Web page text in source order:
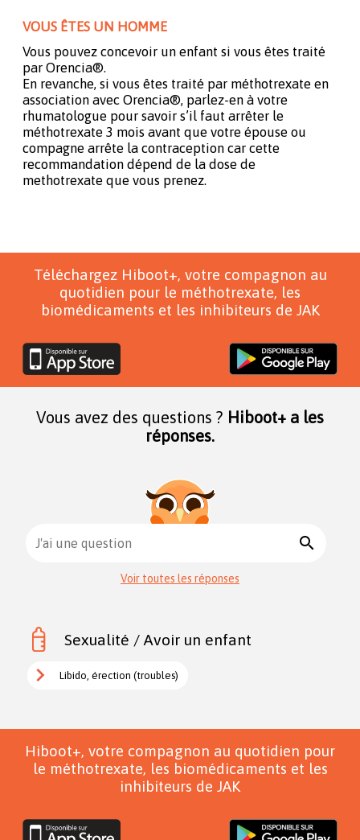
VOUS ÊTES UN HOMME
Vous pouvez concevoir un enfant si vous êtes traité
par Orencia®.
En revanche, si vous êtes traité par méthotrexate en
association avec Orencia®, parlez-en à votre
rhumatologue pour savoir s’il faut arrêter le
méthotrexate 3 mois avant que votre épouse ou
compagne arrête la contraception car cette
recommandation dépend de la dose de
methotrexate que vous prenez.
Téléchargez Hiboot+, votre compagnon au
quotidien pour le méthotrexate, les
biomédicaments et les inhibiteurs de JAK
Vous avez des questions ? Hiboot+ a les
réponses.
J'ai une question search
Voir toutes les réponses
Sexualité / Avoir un enfant
Libido, érection (troubles)
Hiboot+, votre compagnon au quotidien pour
le méthotrexate, les biomédicaments et les
inhibiteurs de JAK